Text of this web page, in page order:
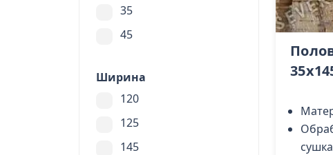
35
45
Ширина
120
125
145
сушка